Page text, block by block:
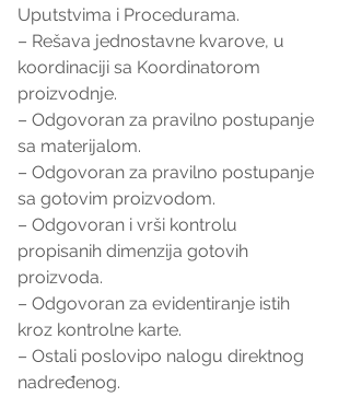
Uputstvima i Procedurama.
– Rešava jednostavne kvarove, u
koordinaciji sa Koordinatorom
proizvodnje.
– Odgovoran za pravilno postupanje
sa materijalom.
– Odgovoran za pravilno postupanje
sa gotovim proizvodom.
– Odgovoran i vrši kontrolu
propisanih dimenzija gotovih
proizvoda.
– Odgovoran za evidentiranje istih
kroz kontrolne karte.
– Ostali poslovipo nalogu direktnog
nadređenog.